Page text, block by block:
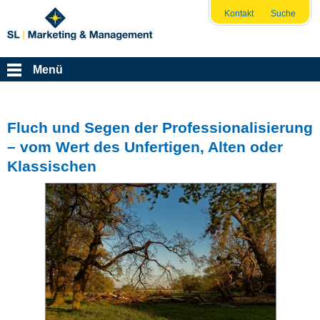
Kontakt Suche
Menü
Fluch und Segen der Professionalisierung
– vom Wert des Unfertigen, Alten oder
Klassischen